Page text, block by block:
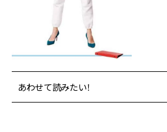
あわせて読みたい！